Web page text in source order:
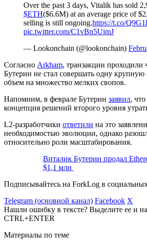
Over the past 3 days, Vitalik has sold
$ETH($6.6M) at an average price of
selling is still ongoing.https://t.co/
pic.twitter.com/C1vBn5UimJ
— Lookonchain (@lookonchain)
Согласно Arkham, транзакции проходили
Бутерин не стал совершать одну крупную
объем на множество мелких свопов.
Напомним, в феврале Бутерин заявил,
концепция решений второго уровня
L2-разработчики ответили на это
необходимостью эволюции, однако
относительно роли масштабирования.
Виталик Бутерин продал
$1,1 млн
Подписывайтесь на ForkLog в
Telegram (основной канал) Facebook X
Нашли ошибку в тексте? Выделите ее и
CTRL+ENTER
Материалы по теме